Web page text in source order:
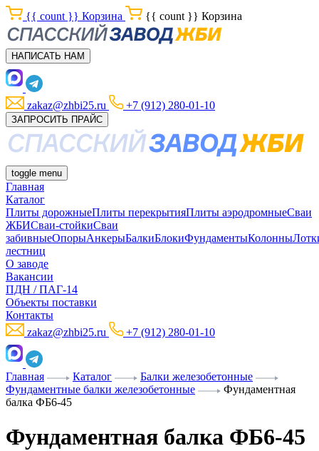
{{ count }} Корзина {{ count }} Корзина
НАПИСАТЬ НАМ
zakaz@zhbi25.ru +7 (912) 280-01-10
ЗАПРОСИТЬ ПРАЙС
toggle menu
Главная
Каталог
Плиты дорожныеПлиты перекрытияПлиты аэродромныеСваи
ЖБИСваи-стойкиСваи
забивныеОпорыАнкерыБалкиБлокиФундаментыКолонны
лестниц
О заводе
Вакансии
ПДН / ПАГ-14
Объекты поставки
Контакты
zakaz@zhbi25.ru
+7 (912) 280-01-10
Главная Каталог
Балки железобетонные
Фундаментные балки железобетонные
Фундаментная
балка ФБ6-45
Фундаментная балка ФБ6-45